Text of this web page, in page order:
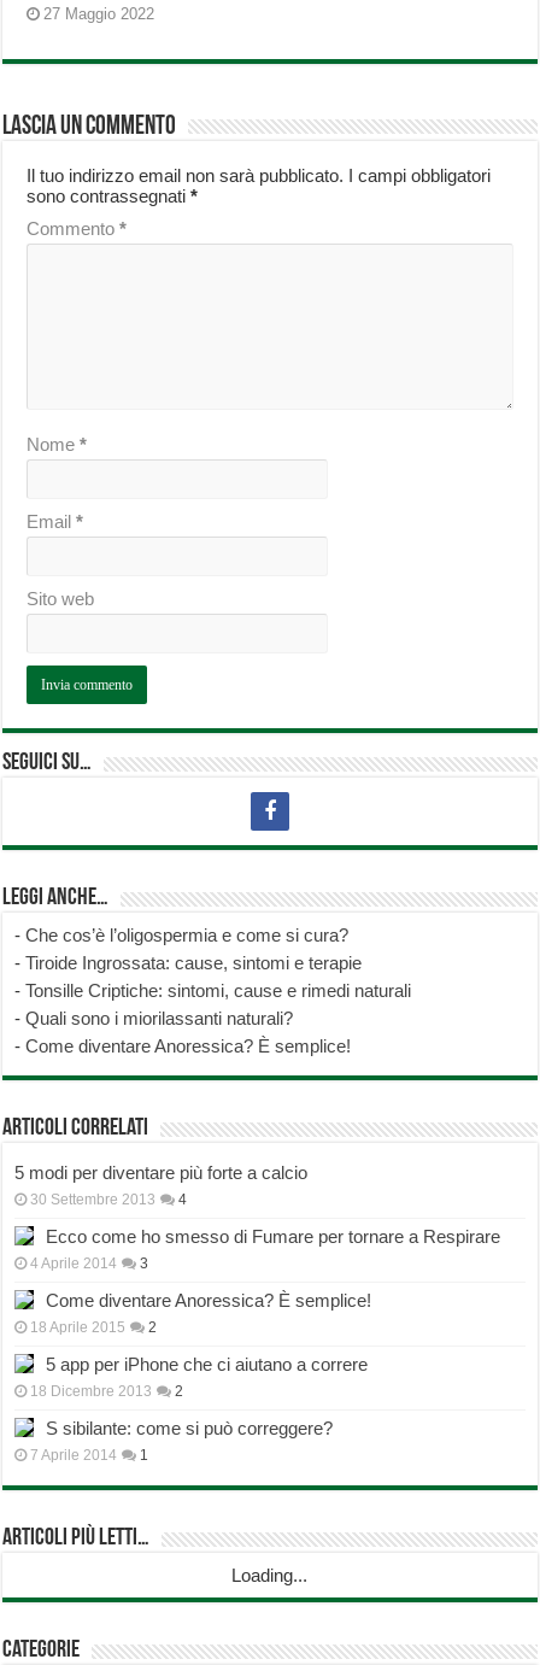
27 Maggio 2022
Lascia un commento
Il tuo indirizzo email non sarà pubblicato. I campi obbligatori
sono contrassegnati*
Commento*
Nome*
Email*
Sito web
Seguici su…
Leggi anche…
-Che cos’è l’oligospermia e come si cura?
-Tiroide Ingrossata: cause, sintomi e terapie
-Tonsille Criptiche: sintomi, cause e rimedi naturali
-Quali sono i miorilassanti naturali?
-Come diventare Anoressica? È semplice!
Articoli correlati
5 modi per diventare più forte a calcio
30 Settembre 2013 4
Ecco come ho smesso di Fumare per tornare a Respirare
4 Aprile 2014 3
Come diventare Anoressica? È semplice!
18 Aprile 2015 2
5 app per iPhone che ci aiutano a correre
18 Dicembre 2013 2
S sibilante: come si può correggere?
7 Aprile 2014 1
Articoli più Letti…
Loading...
Categorie